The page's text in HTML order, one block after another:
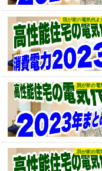
我が家の電気代ま
我が家の電
我が家の電